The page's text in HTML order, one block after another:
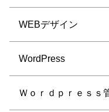
WEBデザイン
WordPress
Ｗｏｒｄｐｒｅｓｓ